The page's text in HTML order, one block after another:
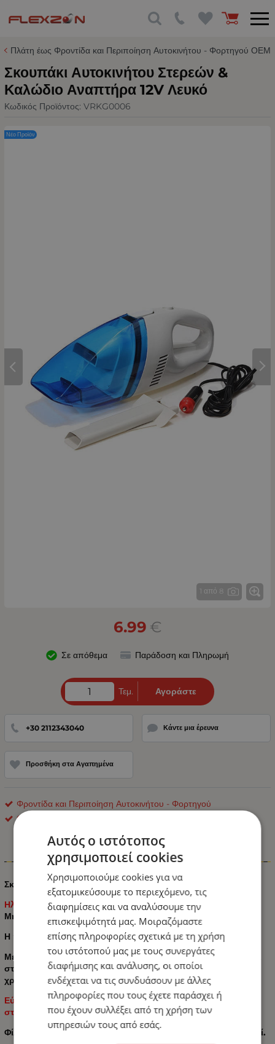
Πλάτη έως Φροντίδα και Περιποίηση Αυτοκινήτου - Φορτηγού ΟΕΜ
Σκουπάκι Αυτοκινήτου Στερεών &
Καλώδιο Αναπτήρα 12V Λευκό
Κωδικός Προϊόντος: VRKG0006
1 από 8
Νέο Προϊόν
6.99 €
Σε απόθεμα Παράδοση και Πληρωμή
Τεμ. Αγοράστε
+30 2112343040 Κάντε μια έρευνα
Προσθήκη στα Αγαπημένα
Φροντίδα και Περιποίηση Αυτοκινήτου - Φορτηγού
ΟΕΜ
Πληροφορίες
Σκουπάκι Αυτοκινήτου Για καθαρισμό στερεών
Ηλεκτρική τάση: 12V
Μήκος καλωδίου: 70cm
Η ηλεκτρική σκούπα αυτοκινήτου για αυτοκίνητο στα 12v.
Με το συμπαγές του μέγεθος, δεν είναι πρόβλημα να κάθεσαι
στο αυτοκίνητο όλη την ώρα και να είσαι διαθέσιμος όταν το
χρειάζεσαι.
Εύκολη αφαίρεση τυχόν απορριμμάτων - ψίχουλα, τρίχες,
στάχτη τσιγάρου, σκόνη, άμμο κ.λπ.
Φίλτρο που μπορεί να αφαιρεθεί, να καθαριστεί και να πλυθεί.
Αυτός ο ιστότοπος
χρησιμοποιεί cookies
Χρησιμοποιούμε cookies για να
εξατομικεύσουμε το περιεχόμενο, τις
διαφημίσεις και να αναλύσουμε την
επισκεψιμότητά μας. Μοιραζόμαστε
επίσης πληροφορίες σχετικά με τη χρήση
του ιστότοπού μας με τους συνεργάτες
διαφήμισης και ανάλυσης, οι οποίοι
ενδέχεται να τις συνδυάσουν με άλλες
πληροφορίες που τους έχετε παράσχει ή
που έχουν συλλέξει από τη χρήση των
υπηρεσιών τους από εσάς.